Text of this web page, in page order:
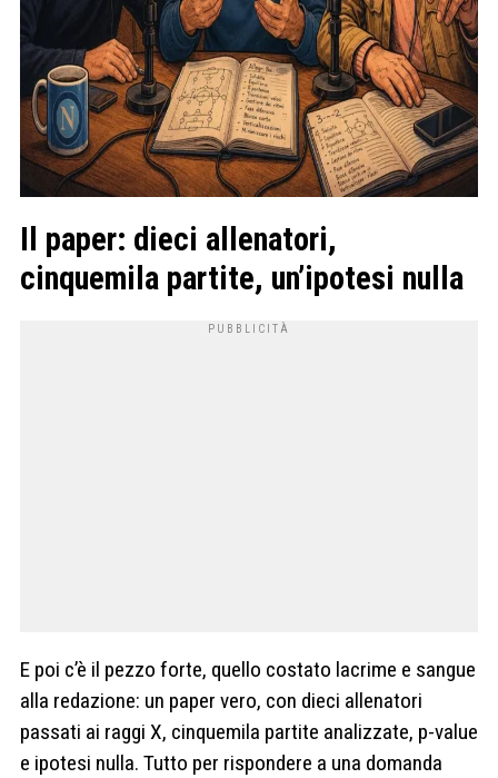
Il paper: dieci allenatori,
cinquemila partite, un’ipotesi nulla
E poi c’è il pezzo forte, quello costato lacrime e sangue
alla redazione: un paper vero, con dieci allenatori
passati ai raggi X, cinquemila partite analizzate, p-value
e ipotesi nulla. Tutto per rispondere a una domanda